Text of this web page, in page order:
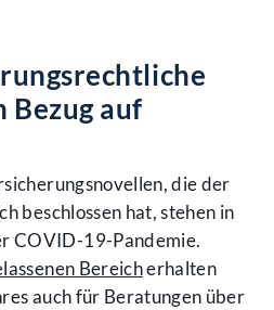
Bezug auf
die der
beschlossen hat, stehen in
COVID-19-Pandemie.
Bereicherhalten
auch für Beratungen über